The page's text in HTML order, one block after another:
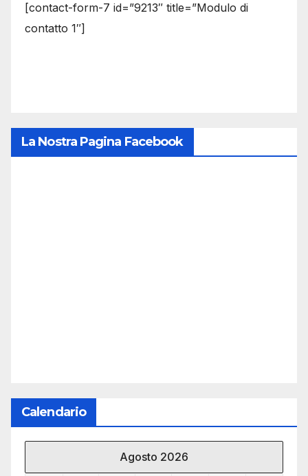
[contact-form-7 id=”9213″ title=”Modulo di
contatto 1″]
La Nostra Pagina Facebook
Calendario
Agosto 2026